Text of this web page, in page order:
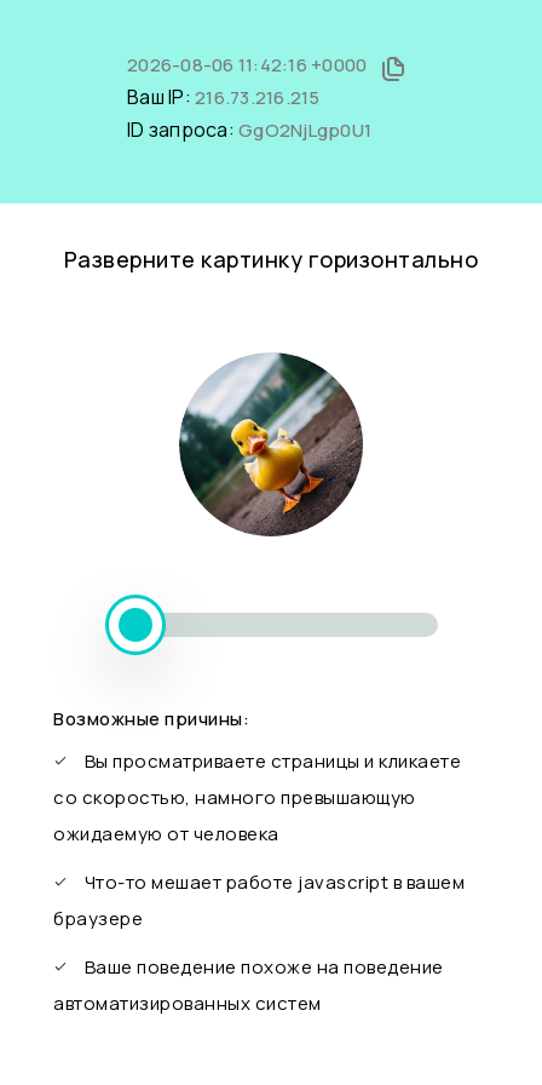
2026-08-06 11:42:16 +0000
Ваш IP: 216.73.216.215
ID запроса: GgO2NjLgp0U1
Разверните картинку горизонтально
Возможные причины:
Вы просматриваете страницы и кликаете
со скоростью, намного превышающую
ожидаемую от человека
Что-то мешает работе javascript в вашем
браузере
Ваше поведение похоже на поведение
автоматизированных систем